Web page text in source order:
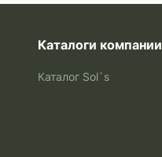
Каталоги компании
Каталог Sol`s